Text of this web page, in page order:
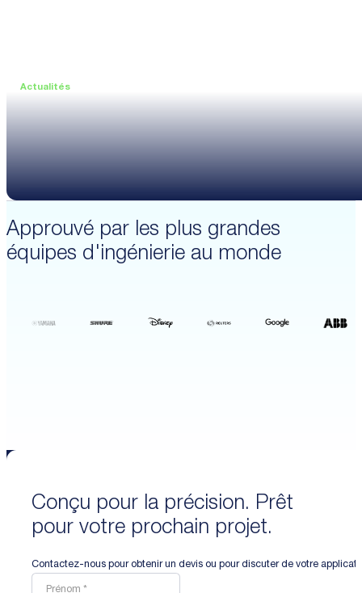
Actualités
Approuvé par les plus grandes
équipes d'ingénierie au monde
Conçu pour la précision. Prêt
pour votre prochain projet.
Contactez-nous pour obtenir un devis ou pour discuter de votre